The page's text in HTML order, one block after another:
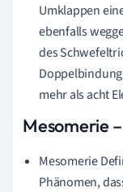
Umklappen
ebenfalls
des
mehr als acht
Mesomerie
Mesomerie
Phänomen,